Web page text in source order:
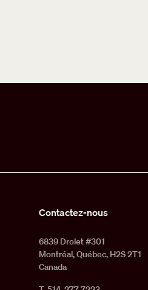
Contactez-nous
6839 Drolet #301
Montréal, Québec, H2S 2T1
Canada